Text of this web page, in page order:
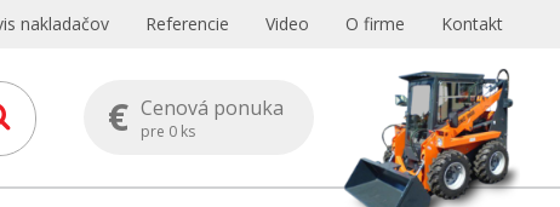
€ Cenová ponuka
pre 0 ks
nakladačov Referencie Video O firme Kontakt